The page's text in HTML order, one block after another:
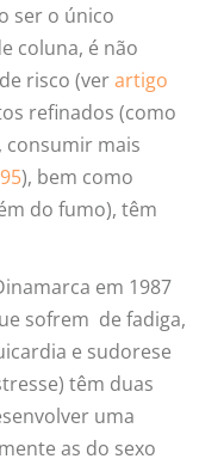
ser o único
coluna, é não
risco (verartigo
refinados (como
consumir mais
), bem como
do fumo), têm
em 1987
sofrem de fadiga,
e sudorese
têm duas
uma
as do sexo